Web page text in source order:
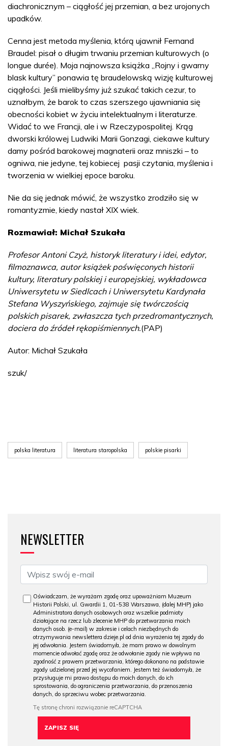
diachronicznym – ciągłość jej przemian, a bez urojonych
upadków.
Cenna jest metoda myślenia, którą ujawnił Fernand
Braudel: pisał o długim trwaniu przemian kulturowych (o
longue durée). Moja najnowsza książka „Rojny i gwarny
blask kultury” ponawia tę braudelowską wizję kulturowej
ciągłości. Jeśli mielibyśmy już szukać takich cezur, to
uznałbym, że barok to czas szerszego ujawniania się
obecności kobiet w życiu intelektualnym i literaturze.
Widać to we Francji, ale i w Rzeczypospolitej. Krąg
dworski królowej Ludwiki Marii Gonzagi, ciekawe kultury
damy pośród barokowej magnaterii oraz mniszki – to
ogniwa, nie jedyne, tej kobiecej pasji czytania, myślenia i
tworzenia w wielkiej epoce baroku.
Nie da się jednak mówić, że wszystko zrodziło się w
romantyzmie, kiedy nastał XIX wiek.
Rozmawiał: Michał Szukała
Profesor Antoni Czyż, historyk literatury i idei, edytor,
filmoznawca, autor książek poświęconych historii
kultury, literatury polskiej i europejskiej, wykładowca
Uniwersytetu w Siedlcach i Uniwersytetu Kardynała
Stefana Wyszyńskiego, zajmuje się twórczością
polskich pisarek, zwłaszcza tych przedromantycznych,
dociera do źródeł rękopiśmiennych.(PAP)
Autor: Michał Szukała
szuk/
polska literatura literatura staropolska polskie pisarki
NEWSLETTER
Oświadczam, że wyrażam zgodę oraz upoważniam Muzeum
Historii Polski, ul. Gwardii 1, 01-538 Warszawa, (dalej MHP) jako
Administratora danych osobowych oraz wszelkie podmioty
działające na rzecz lub zlecenie MHP do przetwarzania moich
danych osob. (e-mail) w zakresie i celach niezbędnych do
otrzymywania newslettera dzieje.pl od dnia wyrażenia tej zgody do
jej odwołania. Jestem świadomy/a, że mam prawo w dowolnym
momencie odwołać zgodę oraz że odwołanie zgody nie wpływa na
zgodność z prawem przetwarzania, którego dokonano na podstawie
zgody udzielonej przed jej wycofaniem. Jestem też świadomy/a, że
przysługuje mi prawo dostępu do moich danych, do ich
sprostowania, do ograniczenia przetwarzania, do przenoszenia
danych, do sprzeciwu wobec przetwarzania.